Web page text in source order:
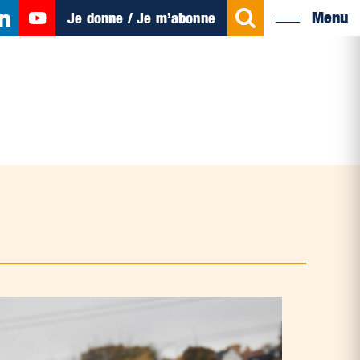
Je donne / Je m’abonne Menu